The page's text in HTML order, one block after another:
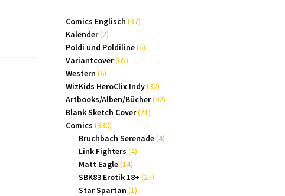
Comics Englisch 3737
Kalender 22
Produkte
Poldi und Poldiline 66
Variantcover 6565
Western 66
Produkte
WizKids HeroClix Indy 3232
Produkte
Artbooks/Alben/Bücher 9292
Blank Sketch Cover 2121
Comics 330330
Produkte
Bruchbach Serenade 44
Link Fighters 44
Matt Eagle 1414
Produkte
SBK83 Erotik 18+ 2727
Star Spartan 11